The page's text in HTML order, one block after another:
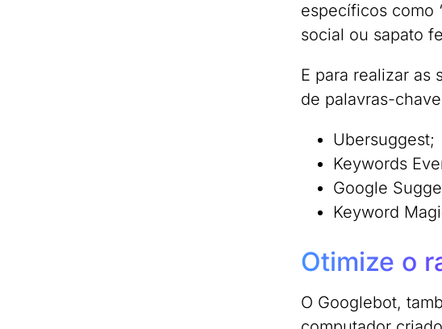
específicos como
social ou sapato
E para realizar as
de palavras-
Ubersuggest;
Keywords
Google
Keyword
Otimize o
O Googlebot,